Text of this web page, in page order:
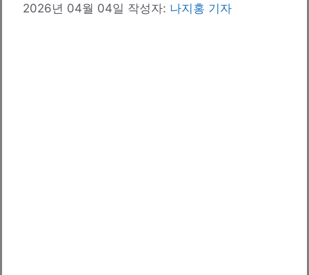
2026년 04월 04일 작성자: 나지홍 기자